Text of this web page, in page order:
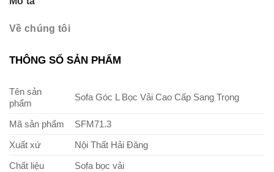
Về chúng tôi
THÔNG SỐ SẢN PHẨM
Tên sản
phẩm
Sofa Góc L Bọc Vải Cao Cấp Sang Trọng
Mã sản phẩm
SFM71.3
Xuất xứ
Nội Thất Hải Đăng
Chất liệu
Sofa bọc vải